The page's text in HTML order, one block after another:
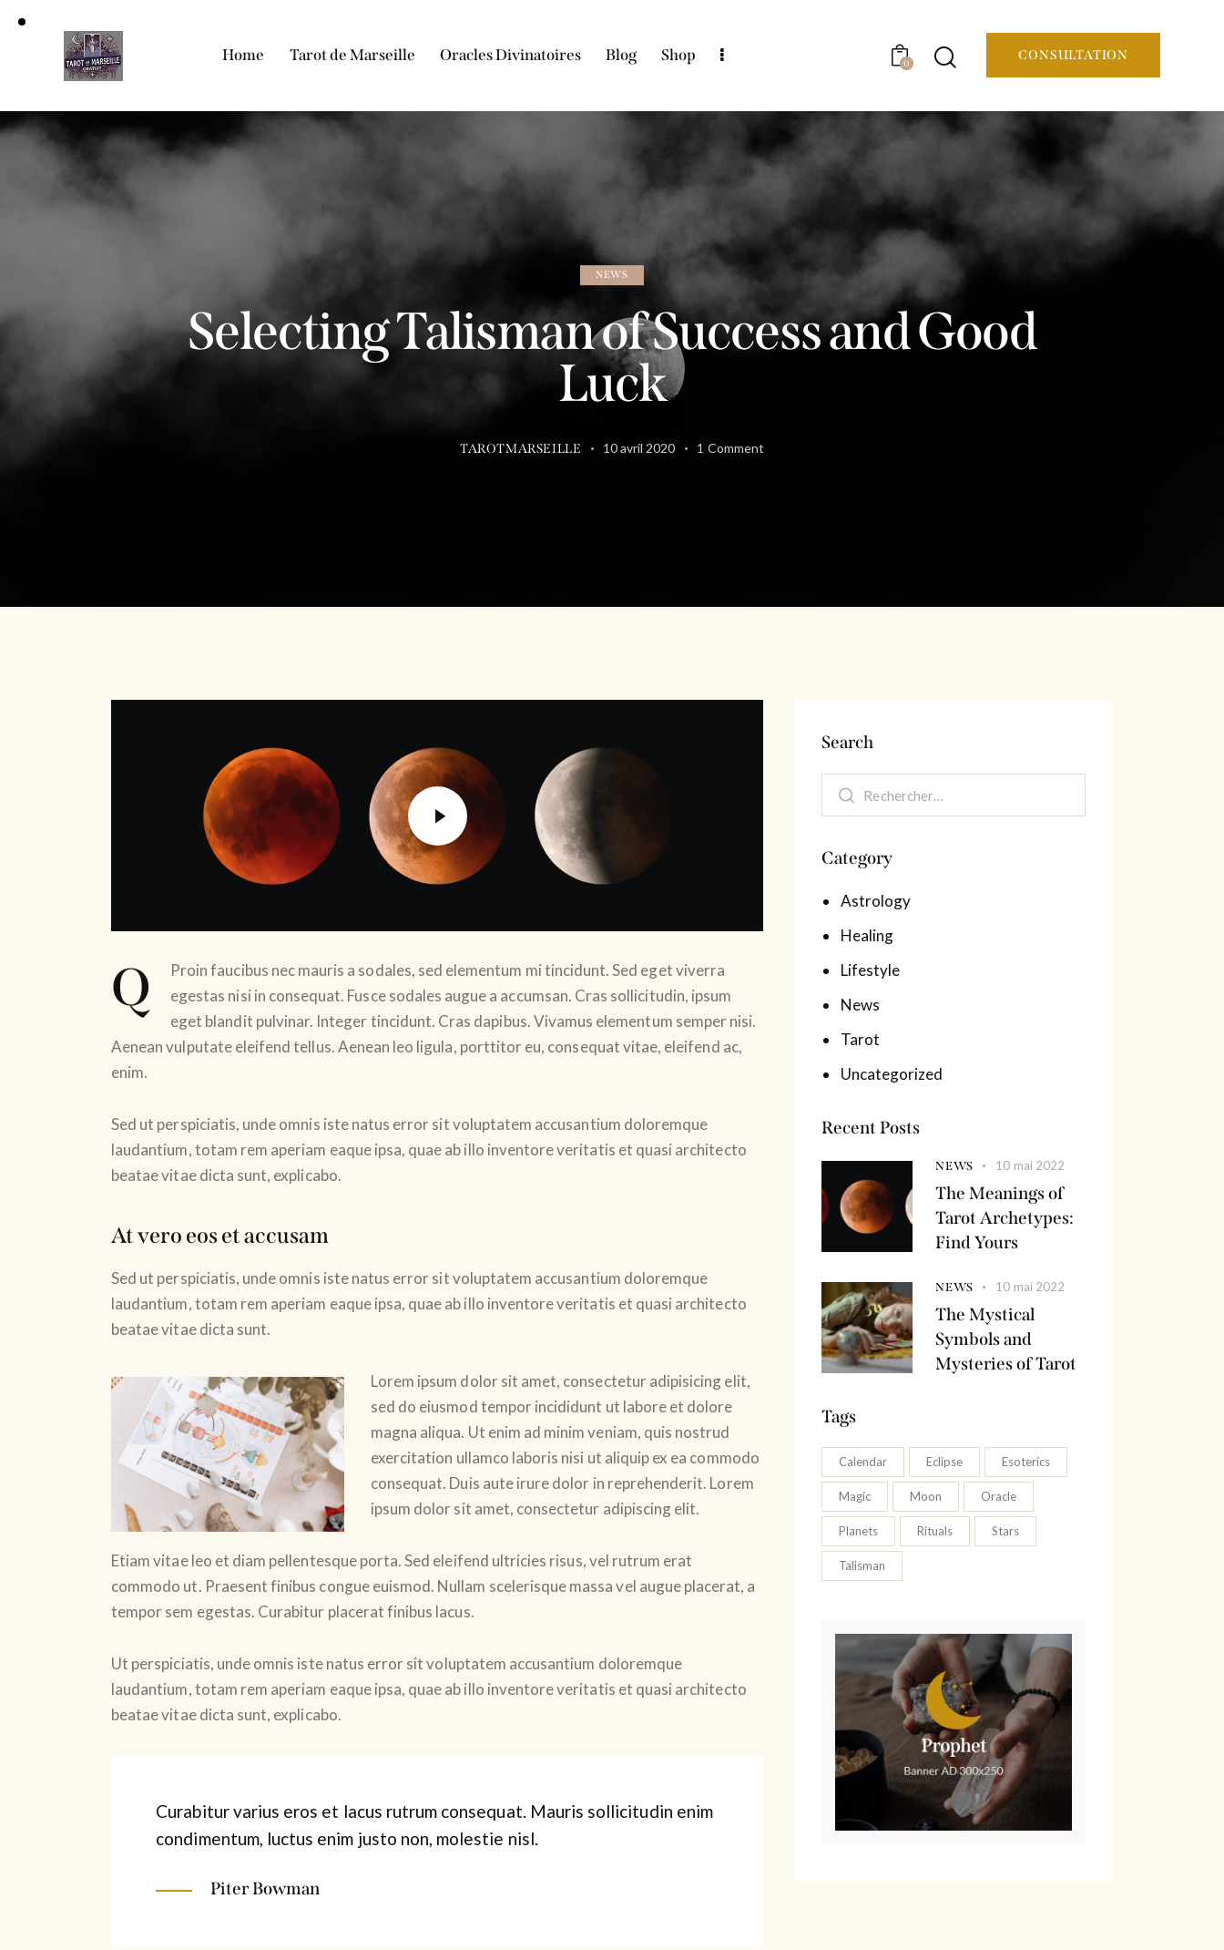
Home Tarot de Marseille Oracles Divinatoires Blog Shop 0
CONSULTATION
NEWS
Selecting Talisman of Success and Good
Luck
TAROTMARSEILLE 10 avril 2020 1 Comment
Q
Proin faucibus nec mauris a sodales, sed elementum mi tincidunt. Sed eget viverra
egestas nisi in consequat. Fusce sodales augue a accumsan. Cras sollicitudin, ipsum
eget blandit pulvinar. Integer tincidunt. Cras dapibus. Vivamus elementum semper nisi.
Aenean vulputate eleifend tellus. Aenean leo ligula, porttitor eu, consequat vitae, eleifend ac,
enim.
Sed ut perspiciatis, unde omnis iste natus error sit voluptatem accusantium doloremque
laudantium, totam rem aperiam eaque ipsa, quae ab illo inventore veritatis et quasi architecto
beatae vitae dicta sunt, explicabo.
At vero eos et accusam
Sed ut perspiciatis, unde omnis iste natus error sit voluptatem accusantium doloremque
laudantium, totam rem aperiam eaque ipsa, quae ab illo inventore veritatis et quasi architecto
beatae vitae dicta sunt.
Lorem ipsum dolor sit amet, consectetur adipisicing elit,
sed do eiusmod tempor incididunt ut labore et dolore
magna aliqua. Ut enim ad minim veniam, quis nostrud
exercitation ullamco laboris nisi ut aliquip ex ea commodo
consequat. Duis aute irure dolor in reprehenderit. Lorem
ipsum dolor sit amet, consectetur adipiscing elit.
Etiam vitae leo et diam pellentesque porta. Sed eleifend ultricies risus, vel rutrum erat
commodo ut. Praesent finibus congue euismod. Nullam scelerisque massa vel augue placerat, a
tempor sem egestas. Curabitur placerat finibus lacus.
Ut perspiciatis, unde omnis iste natus error sit voluptatem accusantium doloremque
laudantium, totam rem aperiam eaque ipsa, quae ab illo inventore veritatis et quasi architecto
beatae vitae dicta sunt, explicabo.
Curabitur varius eros et lacus rutrum consequat. Mauris sollicitudin enim
condimentum, luctus enim justo non, molestie nisl.
Piter Bowman
Search
Category
Astrology
Healing
Lifestyle
News
Tarot
Uncategorized
Recent Posts
NEWS 10 mai 2022
The Meanings of
Tarot Archetypes:
Find Yours
NEWS 10 mai 2022
The Mystical
Symbols and
Mysteries of Tarot
Tags
Calendar Eclipse Esoterics
Magic Moon Oracle
Planets Rituals Stars
Talisman